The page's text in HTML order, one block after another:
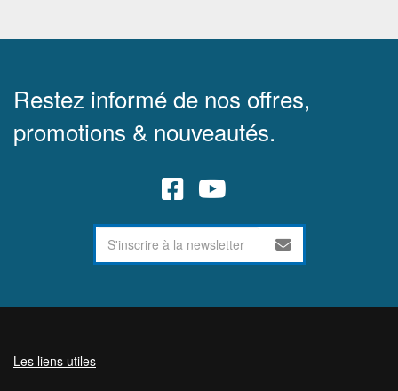
Restez informé de nos offres,
promotions & nouveautés.
Les liens utiles